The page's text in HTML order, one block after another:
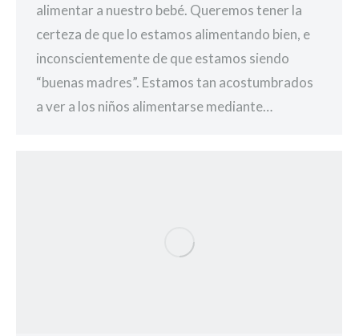
alimentar a nuestro bebé. Queremos tener la
certeza de que lo estamos alimentando bien, e
inconscientemente de que estamos siendo
“buenas madres”. Estamos tan acostumbrados
a ver a los niños alimentarse mediante…